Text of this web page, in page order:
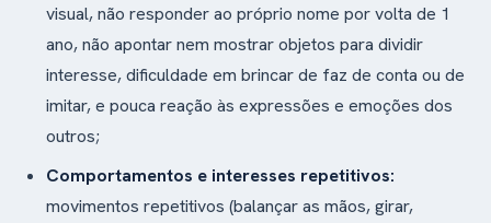
visual, não responder ao próprio nome por volta de 1
ano, não apontar nem mostrar objetos para dividir
interesse, dificuldade em brincar de faz de conta ou de
imitar, e pouca reação às expressões e emoções dos
outros;
Comportamentos e interesses repetitivos:
movimentos repetitivos (balançar as mãos, girar,